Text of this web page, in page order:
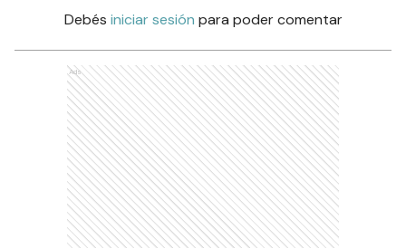
Debés iniciar sesión para poder comentar
Ads